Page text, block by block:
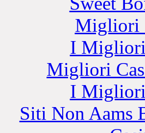
Migliori
I
Migliori
I
Siti Non Aams